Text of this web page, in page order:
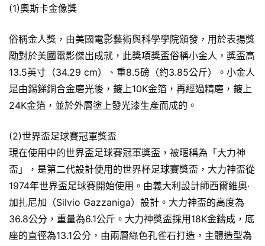
(1)奧斯卡金像獎
俗稱金人獎，由美國電影藝術與科學學院頒發，用於表揚獎
勵對於美國電影傑出成就，此獎項獎盃俗稱小金人，獎盃高
13.5英寸（34.29 cm）、重8.5磅（約3.85公斤）。小金人
是由錫銻銅合金磨光後，鍍上10K金箔，再經過精磨，鍍上
24K金箔，並於外層塗上發光漆生產而成的。
(2)世界盃足球賽冠軍獎盃
現在使用中的世界盃足球賽冠軍獎盃，被暱稱為「大力神
盃」，是第二代設計使用的世界杯足球賽獎盃，大力神盃從
1974年世界盃足球賽開始使用。由義大利設計師西爾維奧·
加扎尼加（Silvio Gazzaniga）設計。大力神盃的高度為
36.8公分，重量為6.1公斤。大力神獎盃採用18K金鑄成，底
座的直徑為13.1公分，由兩層綠色孔雀石打造，主體造型為